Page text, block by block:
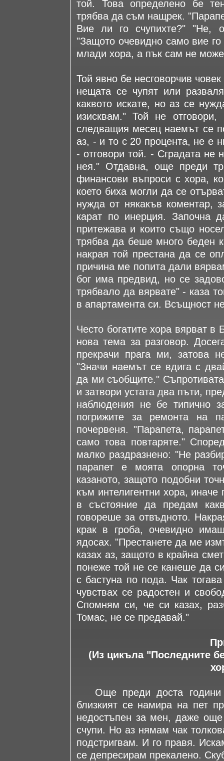
той. Това определено бе
трябва да съм нащрек.
Вие ли го счупихте?" "Не,
"Защото очевидно само вие
млади хора, а пък сам не
Той явно бе несговорчив
нещата се чупят или
каквото искате, но аз се
изисквам." Той не
следващия месец наемът се
аз, - и то с 20 процента, не е
- отговори той. - Сградата не
нея." Отдавна, още преди
финансови въпроси с хора,
което биха могли да се
нужда от някакъв коментар,
карат по инерция. Започна
притежава и които също
трябва да беше много беден
накрая той престана да се
причина ме попита дали
бог има предвид, но се
трябвало да вярвате" - каза
в апартамента си. Всъщност
Често богатите хора вярват
нова тема за разговор.
прекрачи прага ми, затова
"Значи наемът се вдига с
да ми съобщите."
и затвори устата два пъти,
наблюдения не бе типично
погрижите за ремонта на
почервеня. "Парапета,
само това повтаряте."
малко раздразнено: "Не
парапет е моята опорна
казаното, защото подобни
към интелигентни хора,
в състояние да предам
говореше за отвъдното.
крак в гроба, очевидно
ядосах. "Престанете да ме
казах аз, защото в крайна
понеже той не се канеше да
с бастуна по пода. Чак
чувствах се радостен и
Спомням си, че си казах,
Томас, не се предавай."
(Из цикъла "Последните
Още преди доста години
близкият се намира на пет
недостъпен за мен, даже
счупи. Но аз нямам чак
подстригвам. И го правя.
се депресирам прекалено.